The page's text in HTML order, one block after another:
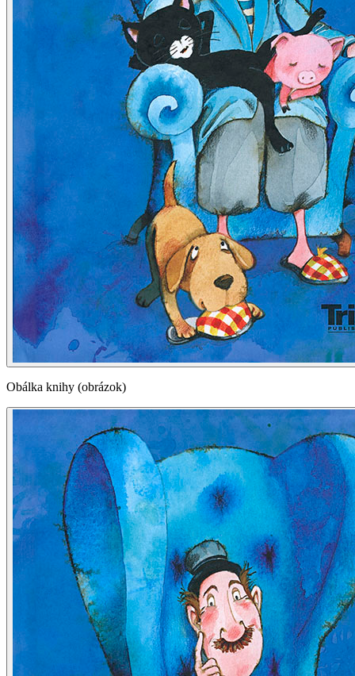
Obálka knihy (obrázok)